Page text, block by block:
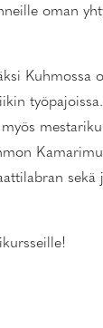
oman
Kuhmossa